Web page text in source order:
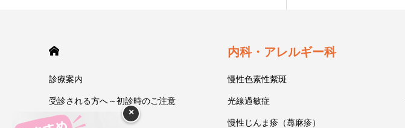
診療案内
受診される方へ～初診時のご注意
今井一彰 院長紹介
内科・アレルギー科
慢性色素性紫斑
光線過敏症
慢性じんま疹（蕁麻疹）
×